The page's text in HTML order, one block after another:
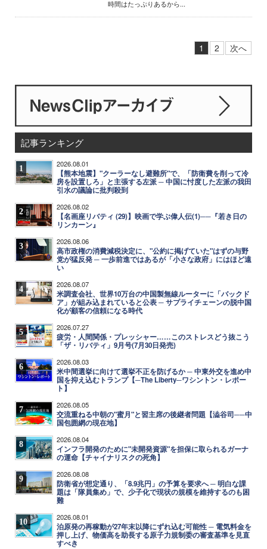
時間はたっぷりあるから...
1 2 次へ
記事ランキング
1 2026.08.01
【熊本地震】"クーラーなし避難所"で、「防衛費を削って冷
房を設置しろ」と主張する左派 ─ 中国に忖度した左派の我田
引水の議論に批判殺到
2 2026.08.02
【名画座リバティ (29)】映画で学ぶ偉人伝(1)──『若き日の
リンカーン』
3 2026.08.06
高市政権の消費減税決定に、"公約に掲げていた"はずの与野
党が猛反発 ─ 一歩前進ではあるが「小さな政府」にはほど遠
い
4 2026.08.07
米調査会社、世界10万台の中国製無線ルーターに「バックド
ア」が組み込まれていると公表 ─ サプライチェーンの脱中国
化が顧客の信頼になる時代
5 2026.07.27
疲労・人間関係・プレッシャー……このストレスどう抜こう
「ザ・リバティ」9月号(7月30日発売)
6 2026.08.03
米中間選挙に向けて選挙不正を防げるか ─ 中東外交を進め中
国を抑え込むトランプ【─The Liberty─ワシントン・レポー
ト】
7 2026.08.05
交流重ねる中朝の"蜜月"と習主席の後継者問題【澁谷司──中
国包囲網の現在地】
8 2026.08.04
インフラ開発のために"未開発資源"を担保に取られるガーナ
の運命【チャイナリスクの死角】
9 2026.08.08
防衛省が想定通り、「8.9兆円」の予算を要求へ ─ 明白な課
題は「隊員集め」で、少子化で現状の規模を維持するのも困
難
10 2026.08.01
泊原発の再稼動が27年末以降にずれ込む可能性 ─ 電気料金を
押し上げ、物価高を助長する原子力規制委の審査基準を見直
すべき